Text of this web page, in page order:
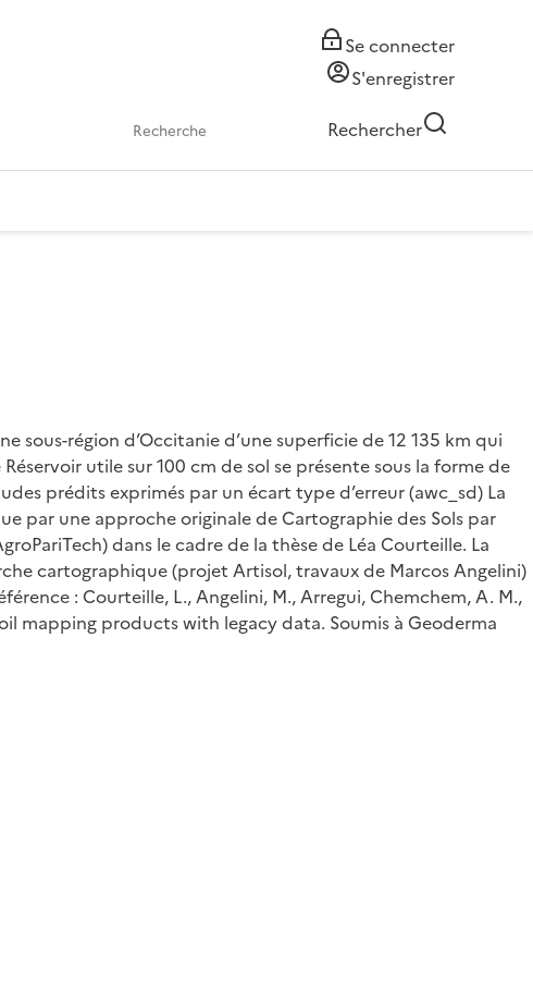
Se connecter
S'enregistrer
Rechercher
sous-région d’Occitanie d’une superficie de 12 135 km qui
utile sur 100 cm de sol se présente sous la forme de
prédits exprimés par un écart type d’erreur (awc_sd) La
par une approche originale de Cartographie des Sols par
dans le cadre de la thèse de Léa Courteille. La
cartographique (projet Artisol, travaux de Marcos Angelini)
: Courteille, L., Angelini, M., Arregui, Chemchem, A. M.,
mapping products with legacy data. Soumis à Geoderma